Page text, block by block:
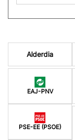
Alderdia
EAJ-PNV
PSE-EE (PSOE)